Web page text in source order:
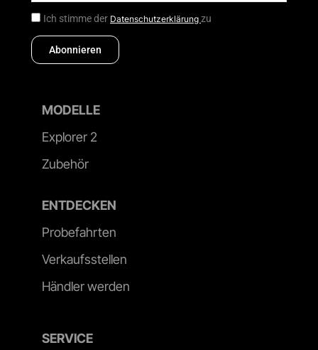
Ich stimme der Datenschutzerklärung zu
Abonnieren
MODELLE
Explorer 2
Zubehör
ENTDECKEN
Probefahrten
Verkaufsstellen
Händler werden
SERVICE